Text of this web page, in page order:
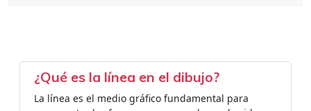
¿Qué es la línea en el dibujo?
La línea es el medio gráfico fundamental para